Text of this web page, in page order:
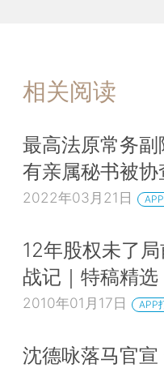
相关阅读
最高法原常务
有亲属秘书被协
2022年03月21日
12年股权未了
战记｜特稿精选
2010年01月17日 APP
沈德咏落马官